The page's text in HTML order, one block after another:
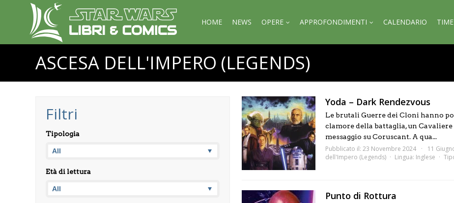
HOME NEWS OPERE APPROFONDIMENTI CALENDARIO
ASCESA DELL'IMPERO (LEGENDS)
Yoda – Dark Rendezvous
Le brutali Guerre dei Cloni hanno
clamore della battaglia, un Cavaliere
messaggio su Coruscant. A qua...
Pubblicato il: 23 Novembre 2024 11
dell'Impero (Legends)
Lingua: Inglese
Punto di Rottura
Filtri
Tipologia
Età di lettura